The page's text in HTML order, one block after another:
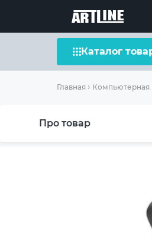
Каталог
Главная Компьютерная
Про товар